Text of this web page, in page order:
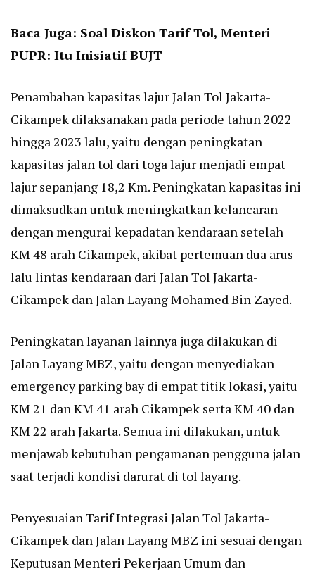
Baca Juga: Soal Diskon Tarif Tol, Menteri
PUPR: Itu Inisiatif BUJT
Penambahan kapasitas lajur Jalan Tol Jakarta-
Cikampek dilaksanakan pada periode tahun 2022
hingga 2023 lalu, yaitu dengan peningkatan
kapasitas jalan tol dari toga lajur menjadi empat
lajur sepanjang 18,2 Km. Peningkatan kapasitas ini
dimaksudkan untuk meningkatkan kelancaran
dengan mengurai kepadatan kendaraan setelah
KM 48 arah Cikampek, akibat pertemuan dua arus
lalu lintas kendaraan dari Jalan Tol Jakarta-
Cikampek dan Jalan Layang Mohamed Bin Zayed.
Peningkatan layanan lainnya juga dilakukan di
Jalan Layang MBZ, yaitu dengan menyediakan
emergency parking bay di empat titik lokasi, yaitu
KM 21 dan KM 41 arah Cikampek serta KM 40 dan
KM 22 arah Jakarta. Semua ini dilakukan, untuk
menjawab kebutuhan pengamanan pengguna jalan
saat terjadi kondisi darurat di tol layang.
Penyesuaian Tarif Integrasi Jalan Tol Jakarta-
Cikampek dan Jalan Layang MBZ ini sesuai dengan
Keputusan Menteri Pekerjaan Umum dan